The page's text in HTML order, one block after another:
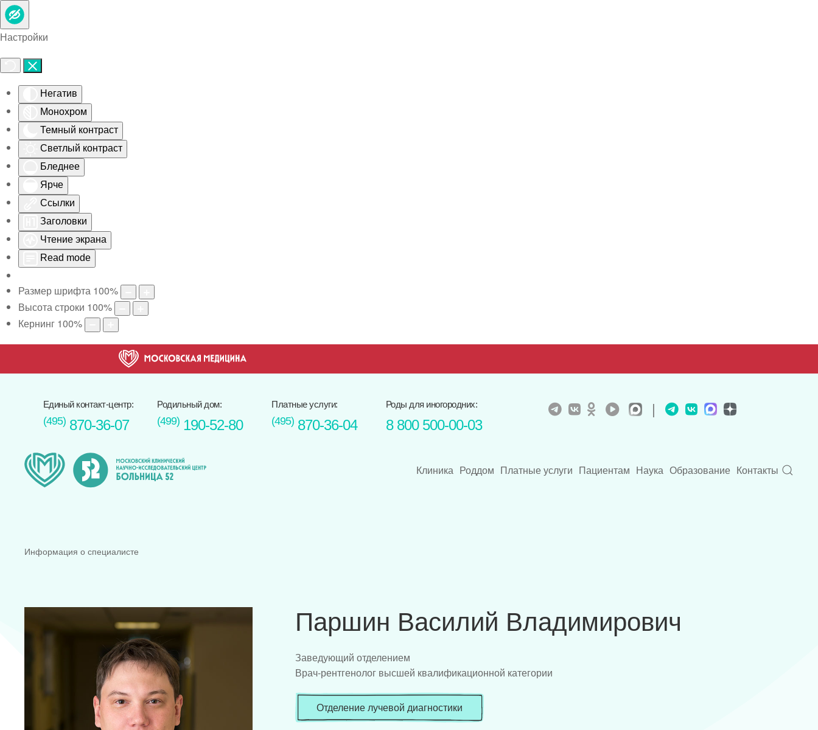
Настройки
Негатив
Монохром
Темный контраст
Светлый контраст
Бледнее
Ярче
Ссылки
Заголовки
Чтение экрана
Read mode
Размер шрифта 100%
Высота строки 100%
Кернинг 100%
Skip to main content
Единый контакт-центр:
(495)870-36-07
Родильный дом:
(499) 190-52-80
Платные услуги:
(495) 870-36-04
Роды для иногородних:
8 800 500-00-03
|
Клиника Роддом Платные услуги Пациентам Наука Образование Контакты
Информация о специалисте
Паршин Василий Владимирович
Заведующий отделением
Врач-рентгенолог высшей квалификационной категории
Отделение лучевой диагностики